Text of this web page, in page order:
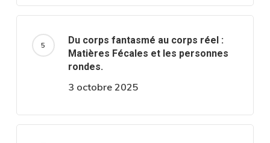
Du corps fantasmé au corps réel :
Matières Fécales et les personnes
rondes.
3 octobre 2025